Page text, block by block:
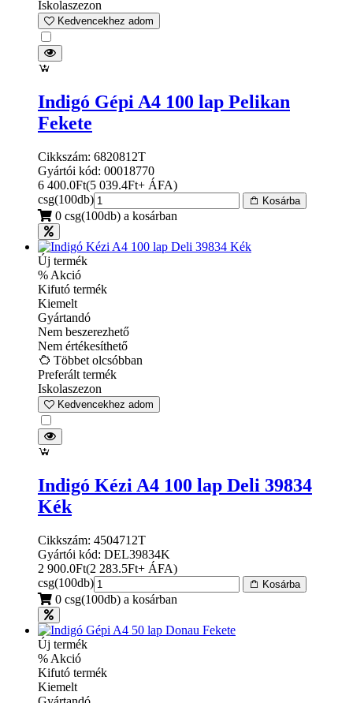
Iskolaszezon
Kedvencekhez adom
Indigó Gépi A4 100 lap Pelikan
Fekete
Cikkszám: 6820812T
Gyártói kód: 00018770
6 400.0Ft(5 039.4Ft+ ÁFA)
csg(100db)
Kosárba
0 csg(100db) a kosárban
Új termék
% Akció
Kifutó termék
Kiemelt
Gyártandó
Nem beszerezhető
Nem értékesíthető
Többet olcsóbban
Preferált termék
Iskolaszezon
Kedvencekhez adom
Indigó Kézi A4 100 lap Deli 39834
Kék
Cikkszám: 4504712T
Gyártói kód: DEL39834K
2 900.0Ft(2 283.5Ft+ ÁFA)
csg(100db)
Kosárba
0 csg(100db) a kosárban
Új termék
% Akció
Kifutó termék
Kiemelt